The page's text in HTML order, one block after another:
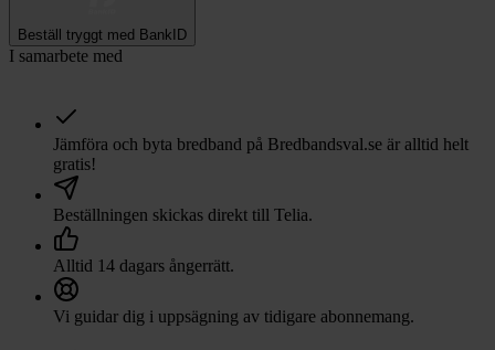
Beställ tryggt med BankID
I samarbete med
Jämföra och byta bredband på Bredbandsval.se är alltid helt
gratis!
Beställningen skickas direkt till Telia.
Alltid 14 dagars ångerrätt.
Vi guidar dig i uppsägning av tidigare abonnemang.